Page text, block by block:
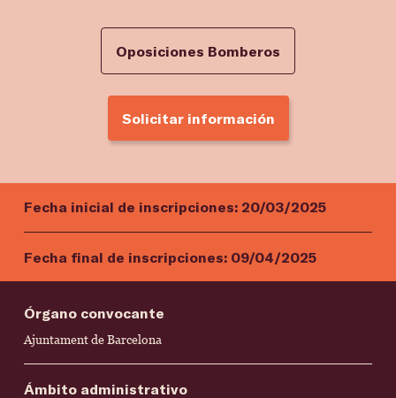
Oposiciones Bomberos
Solicitar información
Fecha inicial de inscripciones: 20/03/2025
Fecha final de inscripciones: 09/04/2025
Órgano convocante
Ajuntament de Barcelona
Ámbito administrativo